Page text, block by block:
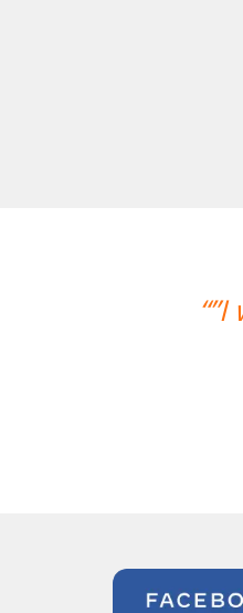
with the overall
much